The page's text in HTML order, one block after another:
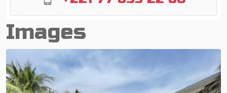
Images